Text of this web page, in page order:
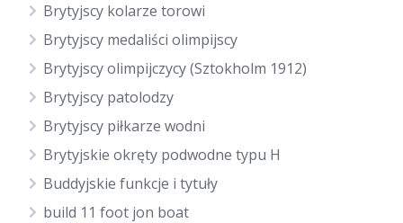
Brytyjscy kolarze torowi
Brytyjscy medaliści olimpijscy
Brytyjscy olimpijczycy (Sztokholm 1912)
Brytyjscy patolodzy
Brytyjscy piłkarze wodni
Brytyjskie okręty podwodne typu H
Buddyjskie funkcje i tytuły
build 11 foot jon boat